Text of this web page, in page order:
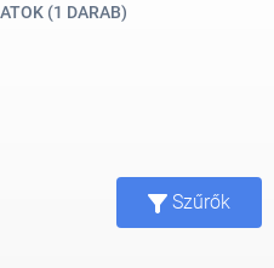
(1 DARAB)
Szűrők